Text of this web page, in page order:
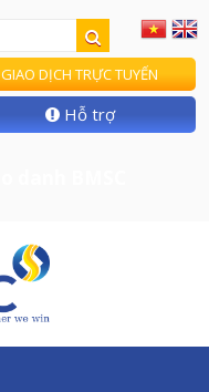
GIAO DỊCH TRỰC TUYẾN
Hỗ trợ